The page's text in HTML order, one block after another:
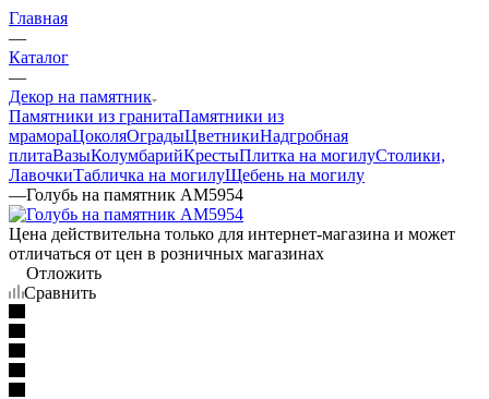
Главная
—
Каталог
—
Декор на памятник
Памятники из гранитаПамятники из
мрамораЦоколяОградыЦветникиНадгробная
плитаВазыКолумбарийКрестыПлитка на могилуСтолики,
ЛавочкиТабличка на могилуЩебень на могилу
—Голубь на памятник AM5954
Цена действительна только для интернет-магазина и может
отличаться от цен в розничных магазинах
Отложить
Сравнить